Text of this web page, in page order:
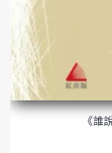
《誰